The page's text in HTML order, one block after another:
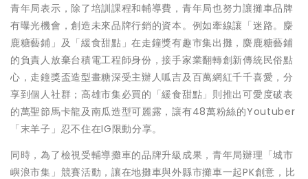
青年局表示，除了培訓課程和輔導費，青年局也努力讓攤車品牌
有曝光機會，創造未來品牌行銷的資本。例如牽線讓「迷路。麋
鹿糖藝鋪」及「緩食甜點」在走鐘獎有趣市集出攤，麋鹿糖藝鋪
的負責人放棄台積電工程師身份，接手家業翻轉創新傳統民俗點
心，走鐘獎盃造型畫糖深受主辦人呱吉及百萬網紅千千喜愛，分
享到個人社群；高雄市集必買的「緩食甜點」則推出可愛度破表
的萬聖節馬卡龍及南瓜造型可麗露，讓有48萬粉絲的Youtuber
「末羊子」忍不住在IG限動分享。
同時，為了檢視受輔導攤車的品牌升級成果，青年局辦理「城市
嶼浪市集」競賽活動，讓在地攤車與外縣市攤車一起PK創意，比